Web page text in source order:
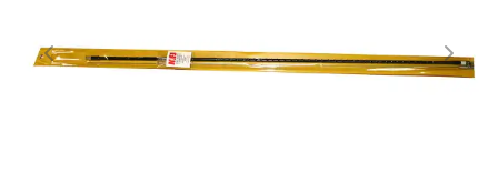
Previous Next